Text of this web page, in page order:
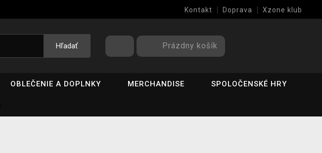
Kontakt Doprava Xzone klub
Hľadať Prázdny košík
OBLEČENIE A DOPLNKY MERCHANDISE SPOLOČENSKÉ HRY